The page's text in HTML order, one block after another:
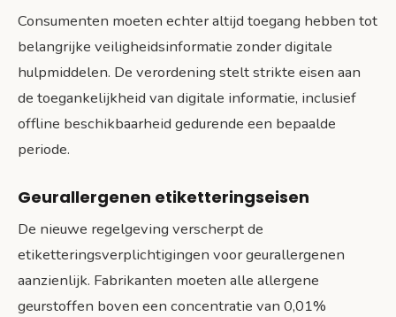
Consumenten moeten echter altijd toegang hebben tot
belangrijke veiligheidsinformatie zonder digitale
hulpmiddelen. De verordening stelt strikte eisen aan
de toegankelijkheid van digitale informatie, inclusief
offline beschikbaarheid gedurende een bepaalde
periode.
Geurallergenen etiketteringseisen
De nieuwe regelgeving verscherpt de
etiketteringsverplichtigingen voor geurallergenen
aanzienlijk. Fabrikanten moeten alle allergene
geurstoffen boven een concentratie van 0,01%